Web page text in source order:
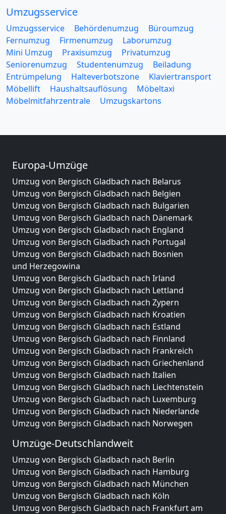
Umzugsservice
Umzugsservice Behördenumzug
Büroumzug
Fernumzug
Firmenumzug
Laborumzug
Mini Umzug
Praxisumzug
Privatumzug
Seniorenumzug
Studentenumzug
Beiladung
Entrümpelung
Halteverbotszone
Klaviertransport
Möbellift
Haushaltsauflösung
Möbeltaxi
Möbelmitfahrzentrale
Umzugskartons
Europa-Umzüge
Umzug von Bergisch Gladbach nach Belarus
Umzug von Bergisch Gladbach nach Belgien
Umzug von Bergisch Gladbach nach Bulgarien
Umzug von Bergisch Gladbach nach Dänemark
Umzug von Bergisch Gladbach nach England
Umzug von Bergisch Gladbach nach Portugal
Umzug von Bergisch Gladbach nach Bosnien
und Herzegowina
Umzug von Bergisch Gladbach nach Irland
Umzug von Bergisch Gladbach nach Lettland
Umzug von Bergisch Gladbach nach Zypern
Umzug von Bergisch Gladbach nach Kroatien
Umzug von Bergisch Gladbach nach Estland
Umzug von Bergisch Gladbach nach Finnland
Umzug von Bergisch Gladbach nach Frankreich
Umzug von Bergisch Gladbach nach Griechenland
Umzug von Bergisch Gladbach nach Italien
Umzug von Bergisch Gladbach nach Liechtenstein
Umzug von Bergisch Gladbach nach Luxemburg
Umzug von Bergisch Gladbach nach Niederlande
Umzug von Bergisch Gladbach nach Norwegen
Umzüge-Deutschlandweit
Umzug von Bergisch Gladbach nach Berlin
Umzug von Bergisch Gladbach nach Hamburg
Umzug von Bergisch Gladbach nach München
Umzug von Bergisch Gladbach nach Köln
Umzug von Bergisch Gladbach nach Frankfurt am